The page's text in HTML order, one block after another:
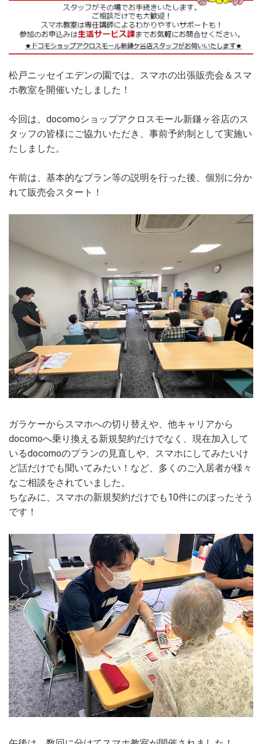
松戸ニッセイエデンの園では、スマホの出張販売会＆スマ
ホ教室を開催いたしました！
今回は、docomoショップアクロスモール新鎌ヶ谷店のス
タッフの皆様にご協力いただき、事前予約制として実施い
たしました。
午前は、基本的なプラン等の説明を行った後、個別に分か
れて販売会スタート！
ガラケーからスマホへの切り替えや、他キャリアから
docomoへ乗り換える新規契約だけでなく、現在加入して
いるdocomoのプランの見直しや、スマホにしてみたいけ
ど話だけでも聞いてみたい！など、多くのご入居者が様々
なご相談をされていました。
ちなみに、スマホの新規契約だけでも10件にのぼったそう
です！